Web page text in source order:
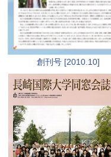
創刊号 [2010.10]